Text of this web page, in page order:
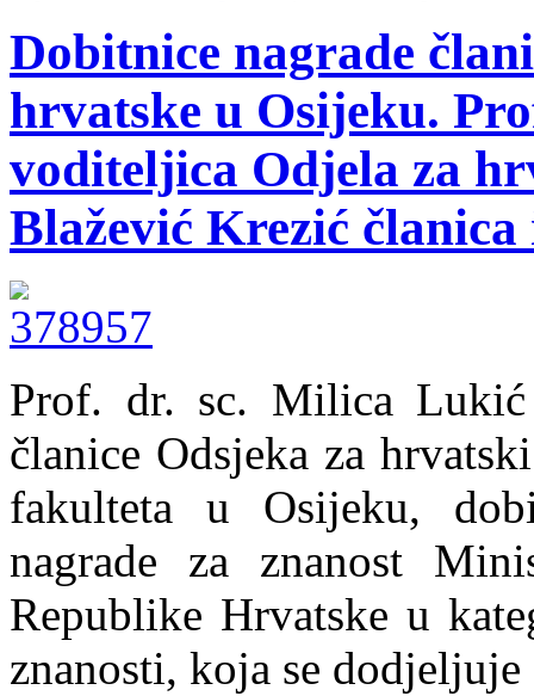
Dobitnice nagrade
hrvatske u Osijeku.
voditeljica Odjela za
Blažević Krezić članica
Prof. dr. sc. Milica
članice Odsjeka za
fakulteta u Osijeku,
nagrade za znanost
Republike Hrvatske u
znanosti, koja se